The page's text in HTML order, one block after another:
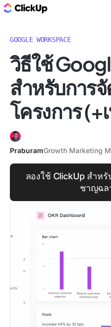
GOOGLE WORKSPACE
วิธีใช้
สำหรับการ
โครงการ (+
PraburamGrowth Marketing
ลองใช้ ClickUp สำห
ชาญฉล